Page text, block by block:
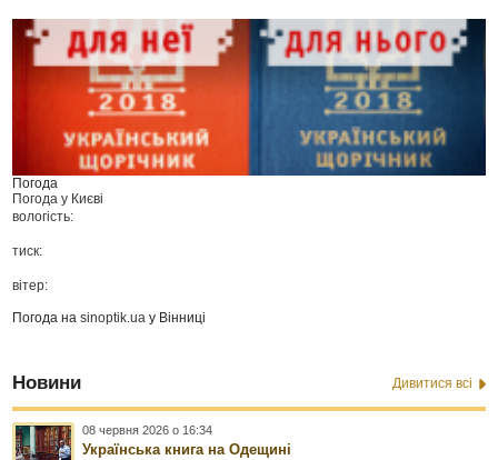
Погода
Погода у Києві
вологість:
тиск:
вітер:
Погода наsinoptik.ua у Вінниці
Новини Дивитися всі
08 червня 2026 о 16:34
Українська книга на Одещині